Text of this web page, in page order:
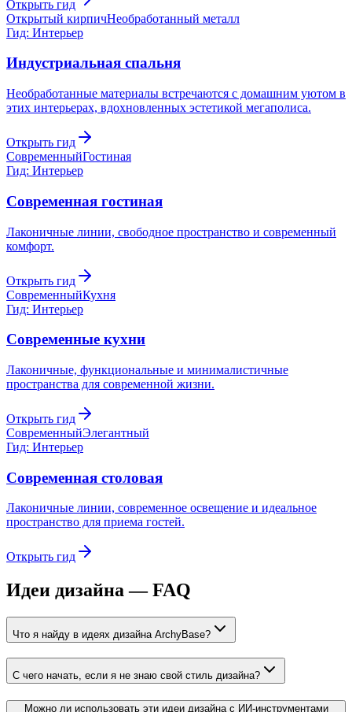
Открыть гид
Открытый кирпичНеобработанный металл
Гид: Интерьер
Индустриальная спальня
Необработанные материалы встречаются с домашним уютом в
этих интерьерах, вдохновленных эстетикой мегаполиса.
Открыть гид
СовременныйГостиная
Гид: Интерьер
Современная гостиная
Лаконичные линии, свободное пространство и современный
комфорт.
Открыть гид
СовременныйКухня
Гид: Интерьер
Современные кухни
Лаконичные, функциональные и минималистичные
пространства для современной жизни.
Открыть гид
СовременныйЭлегантный
Гид: Интерьер
Современная столовая
Лаконичные линии, современное освещение и идеальное
пространство для приема гостей.
Открыть гид
Идеи дизайна — FAQ
Что я найду в идеях дизайна ArchyBase?
С чего начать, если я не знаю свой стиль дизайна?
Можно ли использовать эти идеи дизайна с ИИ-инструментами